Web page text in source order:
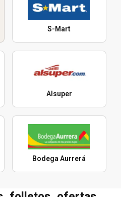
S-Mart
Alsuper
Bodega Aurrerá